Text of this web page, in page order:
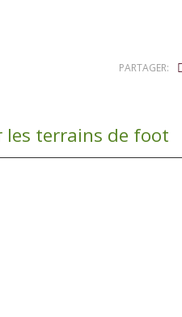
PARTAGER:
les terrains de foot